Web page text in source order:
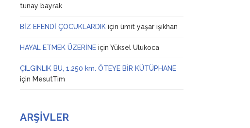
tunay bayrak
BİZ EFENDİ ÇOCUKLARDIK içinümit yaşar ışıkhan
HAYAL ETMEK ÜZERİNE içinYüksel Ulukoca
ÇILGINLIK BU, 1.250 km. ÖTEYE BİR KÜTÜPHANE
için MesutTim
ARŞIVLER